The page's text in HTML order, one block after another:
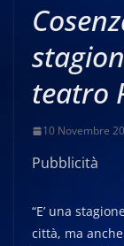
teatro
10 Novembre
Pubblicità
“E’ una
città, ma